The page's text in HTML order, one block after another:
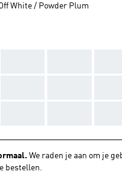
White / Powder Plum
We raden je aan om je
bestellen.